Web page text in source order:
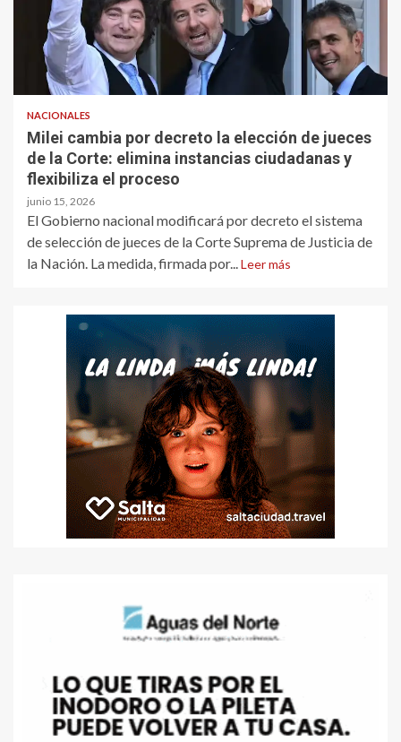
NACIONALES
Milei cambia por decreto la elección de jueces
de la Corte: elimina instancias ciudadanas y
flexibiliza el proceso
junio 15, 2026
El Gobierno nacional modificará por decreto el sistema
de selección de jueces de la Corte Suprema de Justicia de
la Nación. La medida, firmada por... Leer más